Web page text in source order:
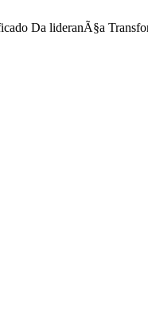
Da lideranÃ§a